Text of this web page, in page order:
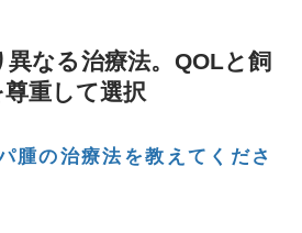
なる治療法。QOLと飼
重して選択
腫の治療法を教えてくださ